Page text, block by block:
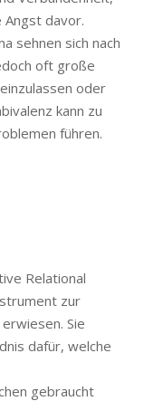
davor.
sehnen sich nach
oft große
oder
kann zu
führen.
Relational
zur
Sie
dafür, welche
gebraucht